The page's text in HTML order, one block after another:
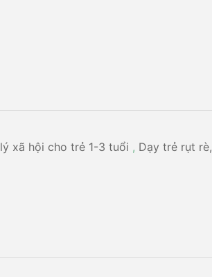
xã hội cho trẻ 1-3 tuổi , Dạy trẻ rụt rè,